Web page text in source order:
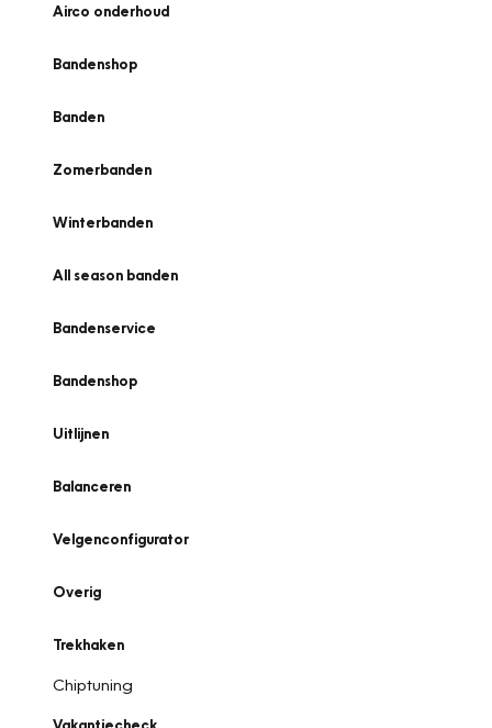
Airco onderhoud
Bandenshop
Banden
Zomerbanden
Winterbanden
All season banden
Bandenservice
Bandenshop
Uitlijnen
Balanceren
Velgenconfigurator
Overig
Trekhaken
Chiptuning